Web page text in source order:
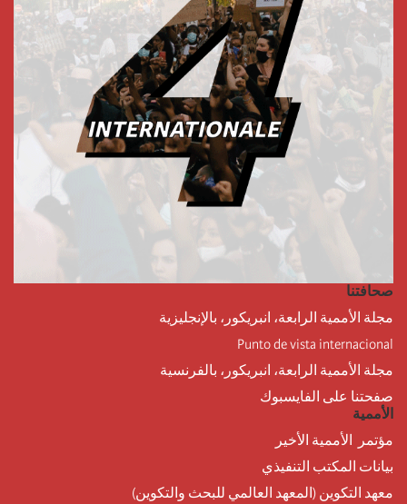
صحافتنا
مجلة الأممية الرابعة، انبريكور، بالإنجليزية
Punto de vista internacional
مجلة الأممية الرابعة، انبريكور، بالفرنسية
صفحتنا على الفايسبوك
الأممية
مؤتمر الأممية الأخير
بيانات المكتب التنفيذي
معهد التكوين (المعهد العالمي للبحث والتكوين)